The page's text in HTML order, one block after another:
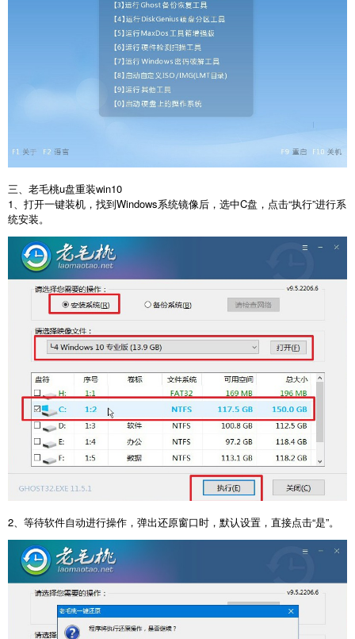
三、老毛桃u盘重装win10
1、打开一键装机，找到Windows系统镜像后，选中C盘，点击“执行”进行系
统安装。
2、等待软件自动进行操作，弹出还原窗口时，默认设置，直接点击“是”。